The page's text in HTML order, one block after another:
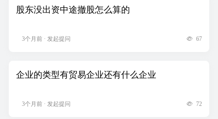
股东没出资中途撤股怎么算的
3个月前 · 发起提问 67
企业的类型有贸易企业还有什么企业
3个月前 · 发起提问 72